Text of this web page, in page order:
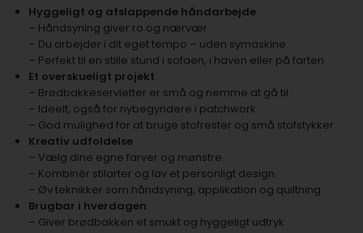
Hyggeligt og afslappende håndarbejde
– Håndsyning giver ro og nærvær
– Du arbejder i dit eget tempo – uden symaskine
– Perfekt til en stille stund i sofaen, i haven eller på farten
Et overskueligt projekt
– Brødbakkeservietter er små og nemme at gå til
– Ideelt, også for nybegyndere i patchwork
– God mulighed for at bruge stofrester og små stofstykker
Kreativ udfoldelse
– Vælg dine egne farver og mønstre
– Kombinér stilarter og lav et personligt design
– Øv teknikker som håndsyning, applikation og quiltning
Brugbar i hverdagen
– Giver brødbakken et smukt og hyggeligt udtryk